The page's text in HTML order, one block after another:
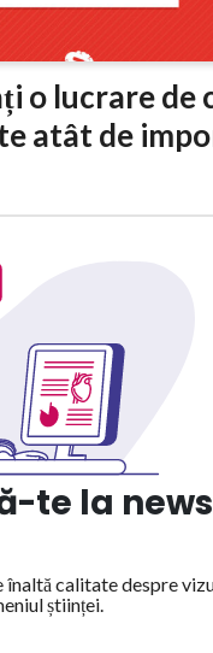
o lucrare de
atât de
te la
înaltă calitate despre
științei.